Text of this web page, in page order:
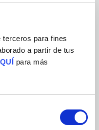
para fines
a partir de tus
para más